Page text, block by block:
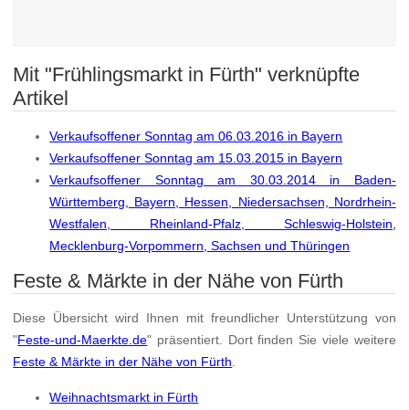
Mit "Frühlingsmarkt in Fürth" verknüpfte
Artikel
Verkaufsoffener Sonntag am 06.03.2016 in Bayern
Verkaufsoffener Sonntag am 15.03.2015 in Bayern
Verkaufsoffener Sonntag am 30.03.2014 in Baden-
Württemberg, Bayern, Hessen, Niedersachsen, Nordrhein-
Westfalen, Rheinland-Pfalz, Schleswig-Holstein,
Mecklenburg-Vorpommern, Sachsen und Thüringen
Feste & Märkte in der Nähe von Fürth
Diese Übersicht wird Ihnen mit freundlicher Unterstützung von
"Feste-und-Maerkte.de" präsentiert. Dort finden Sie viele weitere
Feste & Märkte in der Nähe von Fürth.
Weihnachtsmarkt in Fürth